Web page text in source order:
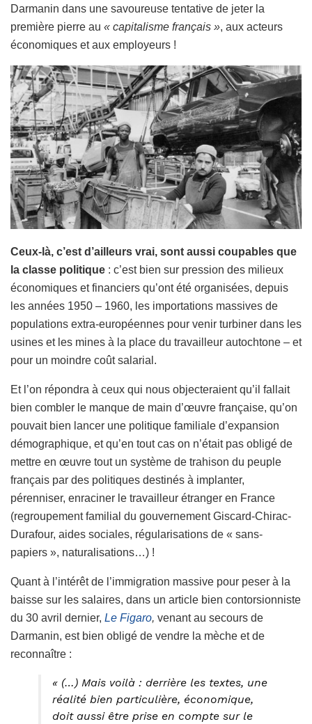
Darmanin dans une savoureuse tentative de jeter la
première pierre au « capitalisme français », aux acteurs
économiques et aux employeurs !
Ceux-là, c’est d’ailleurs vrai, sont aussi coupables que
la classe politique : c’est bien sur pression des milieux
économiques et financiers qu’ont été organisées, depuis
les années 1950 – 1960, les importations massives de
populations extra-européennes pour venir turbiner dans les
usines et les mines à la place du travailleur autochtone – et
pour un moindre coût salarial.
Et l’on répondra à ceux qui nous objecteraient qu’il fallait
bien combler le manque de main d’œuvre française, qu’on
pouvait bien lancer une politique familiale d’expansion
démographique, et qu’en tout cas on n’était pas obligé de
mettre en œuvre tout un système de trahison du peuple
français par des politiques destinés à implanter,
pérenniser, enraciner le travailleur étranger en France
(regroupement familial du gouvernement Giscard-Chirac-
Durafour, aides sociales, régularisations de « sans-
papiers », naturalisations…) !
Quant à l’intérêt de l’immigration massive pour peser à la
baisse sur les salaires, dans un article bien contorsionniste
du 30 avril dernier, Le Figaro, venant au secours de
Darmanin, est bien obligé de vendre la mèche et de
reconnaître :
« (…) Mais voilà : derrière les textes, une
réalité bien particulière, économique,
doit aussi être prise en compte sur le